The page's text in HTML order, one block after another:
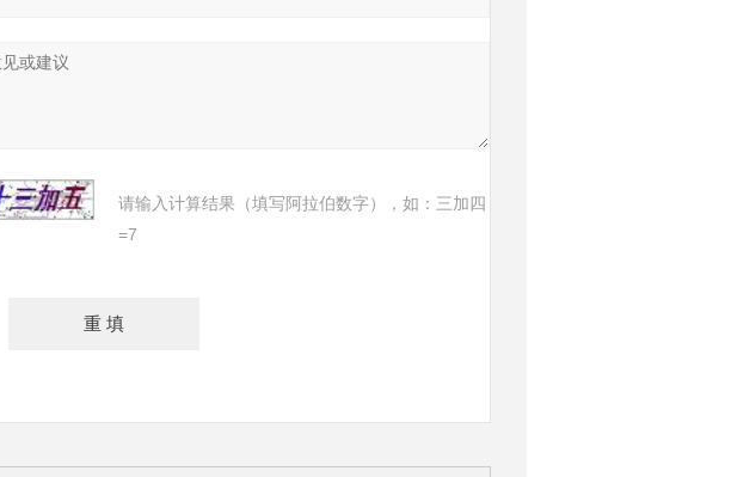
请输入计算结果（填写阿拉伯数字），如：三加四
=7